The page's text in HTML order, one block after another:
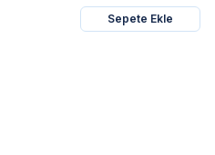
Sepete Ekle